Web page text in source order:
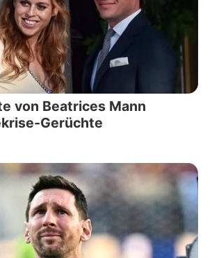
von Beatrices Mann
Gerüchte